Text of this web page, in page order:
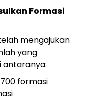
Formasi
mengajukan
yang
antaranya:
formasi